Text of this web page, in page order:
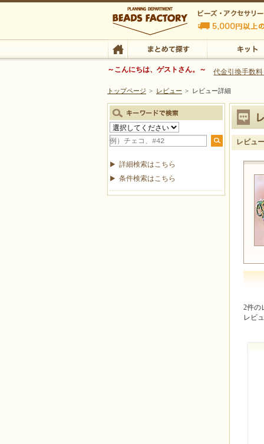
ビーズファクトリー ビーズ・パーツ・金具など
ビーズ・アクセサリ
ビーズ・アクセサリーの専門店 ビーズファクト
TOP まとめて探す
～こんにちは、ゲストさん。～ 代金引換手数
トップページ > レビュー > レビュー詳細
レビュ
2件の
レビ
詳細検索はこちら
条件検索はこちら